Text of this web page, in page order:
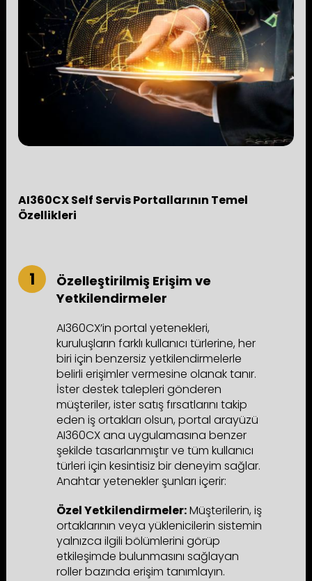
AI360CX Self Servis Portallarının Temel
Özellikleri
Özelleştirilmiş Erişim ve
Yetkilendirmeler
AI360CX’in portal yetenekleri,
kuruluşların farklı kullanıcı türlerine, her
biri için benzersiz yetkilendirmelerle
belirli erişimler vermesine olanak tanır.
İster destek talepleri gönderen
müşteriler, ister satış fırsatlarını takip
eden iş ortakları olsun, portal arayüzü
AI360CX ana uygulamasına benzer
şekilde tasarlanmıştır ve tüm kullanıcı
türleri için kesintisiz bir deneyim sağlar.
Anahtar yetenekler şunları içerir:
Özel Yetkilendirmeler:Müşterilerin, iş
ortaklarının veya yüklenicilerin sistemin
yalnızca ilgili bölümlerini görüp
etkileşimde bulunmasını sağlayan
roller bazında erişim tanımlayın.